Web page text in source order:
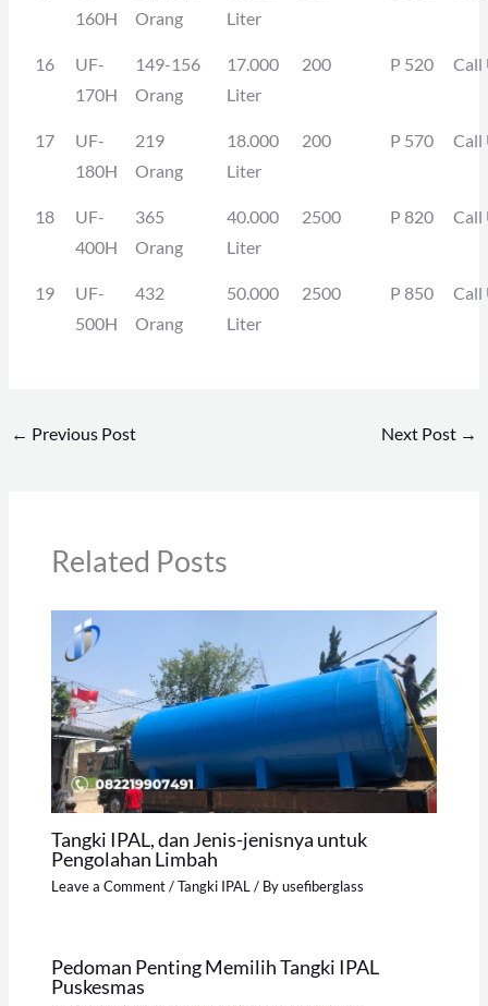
160H
Orang
Liter
16
UF-
170H
149-156
Orang
17.000
Liter
200 P 520 Call
17
UF-
180H
219
Orang
18.000
Liter
200 P 570 Call
18
UF-
400H
365
Orang
40.000
Liter
2500 P 820 Call
19
UF-
500H
432
Orang
50.000
Liter
2500 P 850 Call
← Previous Post Next Post →
Related Posts
Tangki IPAL, dan Jenis-jenisnya untuk
Pengolahan Limbah
Leave a Comment/Tangki IPAL / Byusefiberglass
Pedoman Penting Memilih Tangki IPAL
Puskesmas